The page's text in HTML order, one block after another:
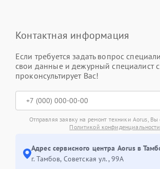
Контактная информация
Если требуется задать вопрос
свои данные и дежурный специалист
проконсультирует Вас!
Отправляя заявку на ремонт техники Aorus, Вы
Политикой конфиденциальности
Адрес сервисного центра Aorus в
г. Тамбов, Советская ул., 99А